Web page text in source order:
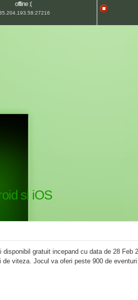
offline :(
si iOS
gratuit incepand cu data de 28 Feb
viteza. Jocul va oferi peste 900 de